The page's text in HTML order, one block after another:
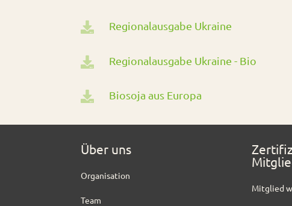
 Regionalausgabe Ukraine
 Regionalausgabe Ukraine - Bio
 Biosoja aus Europa
Über uns
Organisation
Team
Mitglied